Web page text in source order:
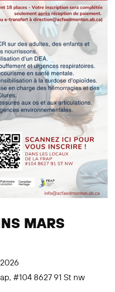
MARS
#104 8627 91 St nw